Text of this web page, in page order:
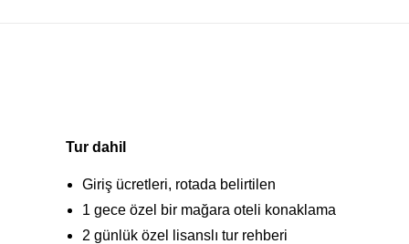
Tur dahil
Giriş ücretleri, rotada belirtilen
1 gece özel bir mağara oteli konaklama
2 günlük özel lisanslı tur rehberi